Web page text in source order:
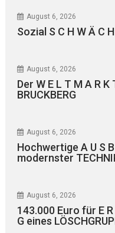
August 6, 2026
Sozial S C H W Ä C
August 6, 2026
Der W E L T M A R K
BRUCKBERG
August 6, 2026
Hochwertige A U S
modernster
August 6, 2026
143.000 Euro für E R
G eines